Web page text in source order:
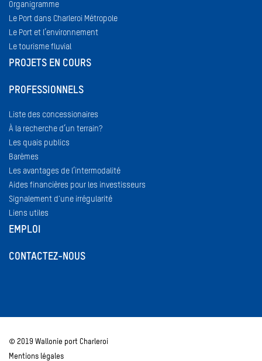
Organigramme
Le Port dans Charleroi Métropole
Le Port et l’environnement
Le tourisme fluvial
PROJETS EN COURS
PROFESSIONNELS
Liste des concessionaires
À la recherche d’un terrain?
Les quais publics
Barèmes
Les avantages de l’intermodalité
Aides financières pour les investisseurs
Signalement d'une irrégularité
Liens utiles
EMPLOI
CONTACTEZ-NOUS
© 2019 Wallonie port Charleroi
Mentions légales